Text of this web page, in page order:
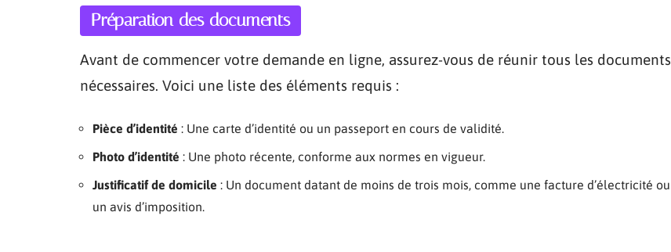
Préparation des documents
Avant de commencer votre demande en ligne, assurez-vous de réunir tous les documents
nécessaires. Voici une liste des éléments requis :
Pièce d’identité : Une carte d’identité ou un passeport en cours de validité.
Photo d’identité : Une photo récente, conforme aux normes en vigueur.
Justificatif de domicile : Un document datant de moins de trois mois, comme une facture d’électricité ou
un avis d’imposition.